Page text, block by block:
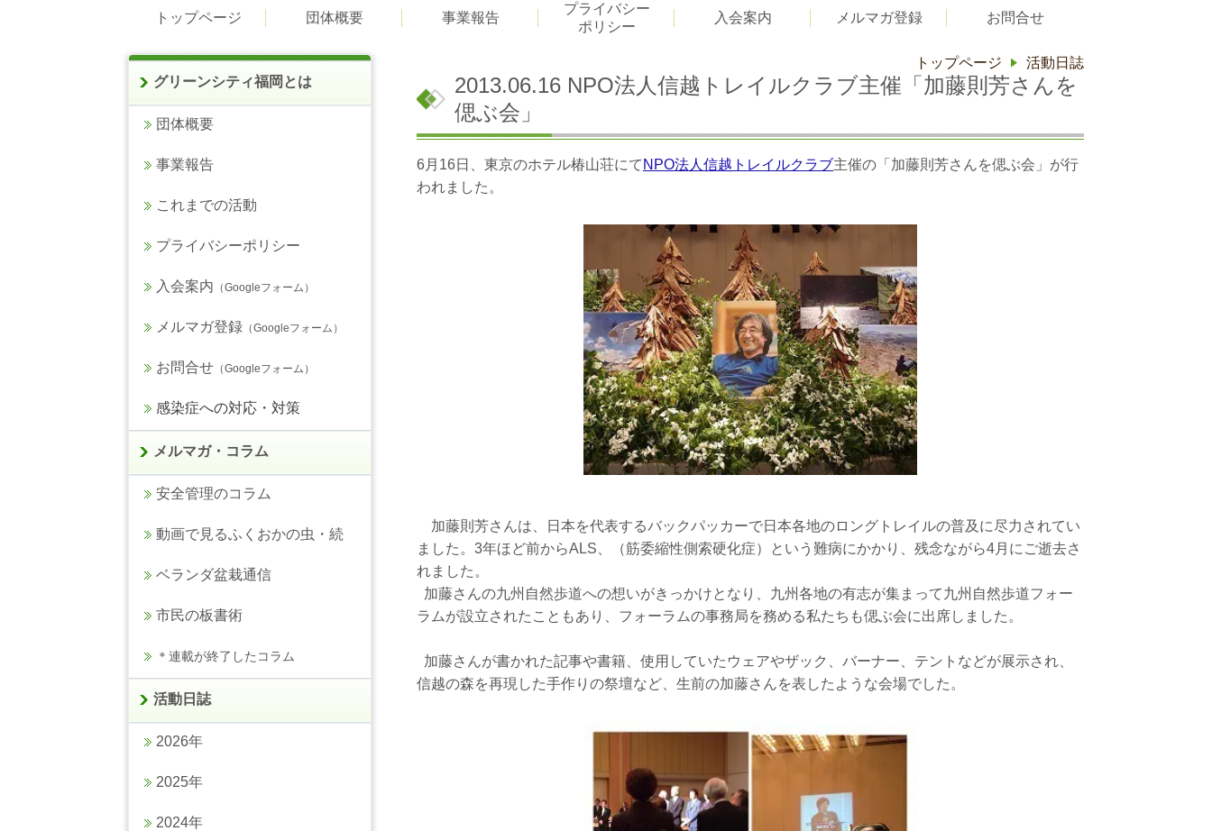
トップページ 団体概要 事業報告
プライバシー
ポリシー
入会案内 メルマガ登録 お問合せ
トップページ 活動日誌
2013.06.16 NPO法人信越トレイルクラブ主催「加藤則芳さんを
偲ぶ会」
6月16日、東京のホテル椿山荘にて NPO法人信越トレイルクラブ主催の「加藤則芳さんを偲ぶ会」が行
われました。
加藤則芳さんは、日本を代表するバックパッカーで日本各地のロングトレイルの普及に尽力されてい
ました。3年ほど前からALS、（筋委縮性側索硬化症）という難病にかかり、残念ながら4月にご逝去さ
れました。
加藤さんの九州自然歩道への想いがきっかけとなり、九州各地の有志が集まって九州自然歩道フォー
ラムが設立されたこともあり、フォーラムの事務局を務める私たちも偲ぶ会に出席しました。
加藤さんが書かれた記事や書籍、使用していたウェアやザック、バーナー、テントなどが展示され、
信越の森を再現した手作りの祭壇など、生前の加藤さんを表したような会場でした。
グリーンシティ福岡とは
団体概要
事業報告
これまでの活動
プライバシーポリシー
入会案内 （Googleフォーム）
メルマガ登録 （Googleフォーム）
お問合せ （Googleフォーム）
感染症への対応・対策
メルマガ・コラム
安全管理のコラム
動画で見るふくおかの虫・続
ベランダ盆栽通信
市民の板書術
＊連載が終了したコラム
活動日誌
2026年
2025年
2024年